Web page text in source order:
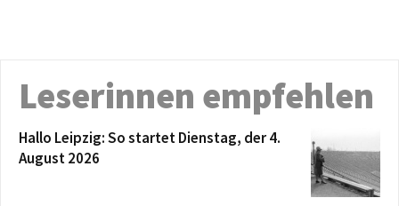
Leserinnen empfehlen
Hallo Leipzig: So startet Dienstag, der 4.
August 2026